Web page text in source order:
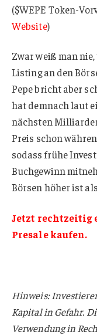
($WEPE Token-
Website)
Zwar weiß man
Listing an den
Pepe bricht aber
hat demnach laut
nächsten
Preis schon
sodass frühe
Buchgewinn
Börsen höher ist
Jetzt rechtzeitig
Presale kaufen.
Hinweis:
Kapital in Gefahr.
Verwendung in